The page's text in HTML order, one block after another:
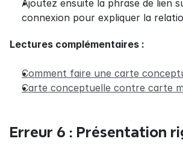
Ajoutez ensuite la phrase de lien
connexion pour expliquer la
Lectures complémentaires :
Comment faire une carte
Carte conceptuelle contre carte
Erreur 6 : Présentation